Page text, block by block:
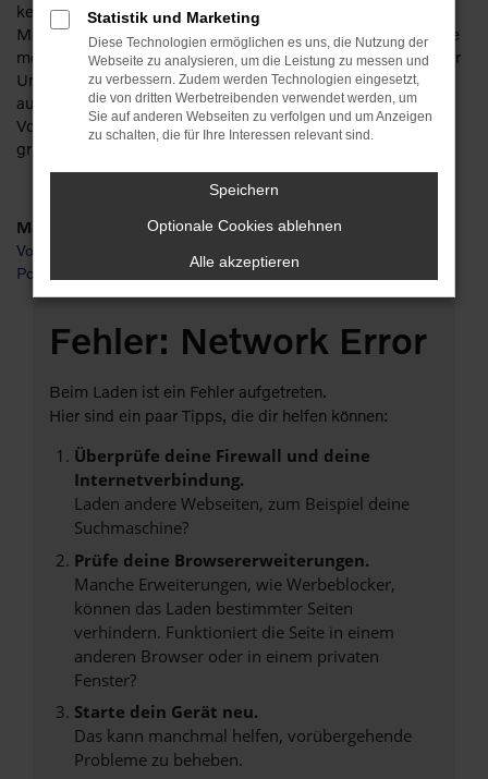
keinerlei Anzeichen von Ermüdung. Wir bieten Ihnen für Ihre
Mobilität in Gera bevorzugt junge Gebrauchte und lassen Sie
meist in scheckheftgepflegte Fahrzeuge einsteigen. Da unser
Unternehmen mit seiner Tradition von mehr als 110 Jahren
auch über mehrere Werkstätten verfügt, checken wir jeden
Volvo XC90 Gebrauchtwagen vor dem Verkauf nach Gera
gründlich durch und sorgen für einen erstklassigen Zustand.
Marken
Volvo
Polestar
Fehler: Network Error
Beim Laden ist ein Fehler aufgetreten.
Hier sind ein paar Tipps, die dir helfen können:
Überprüfe deine Firewall und deine
Internetverbindung.
Laden andere Webseiten, zum Beispiel deine
Suchmaschine?
Prüfe deine Browsererweiterungen.
Manche Erweiterungen, wie Werbeblocker,
können das Laden bestimmter Seiten
verhindern. Funktioniert die Seite in einem
anderen Browser oder in einem privaten
Fenster?
Starte dein Gerät neu.
Das kann manchmal helfen, vorübergehende
Probleme zu beheben.
Statistik und Marketing
Diese Technologien ermöglichen es uns, die Nutzung der
Webseite zu analysieren, um die Leistung zu messen und
zu verbessern. Zudem werden Technologien eingesetzt,
die von dritten Werbetreibenden verwendet werden, um
Sie auf anderen Webseiten zu verfolgen und um Anzeigen
zu schalten, die für Ihre Interessen relevant sind.
Speichern
Optionale Cookies ablehnen
Alle akzeptieren